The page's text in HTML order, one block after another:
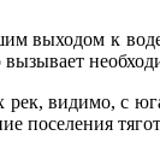
выходом к
видимо, с
поселения